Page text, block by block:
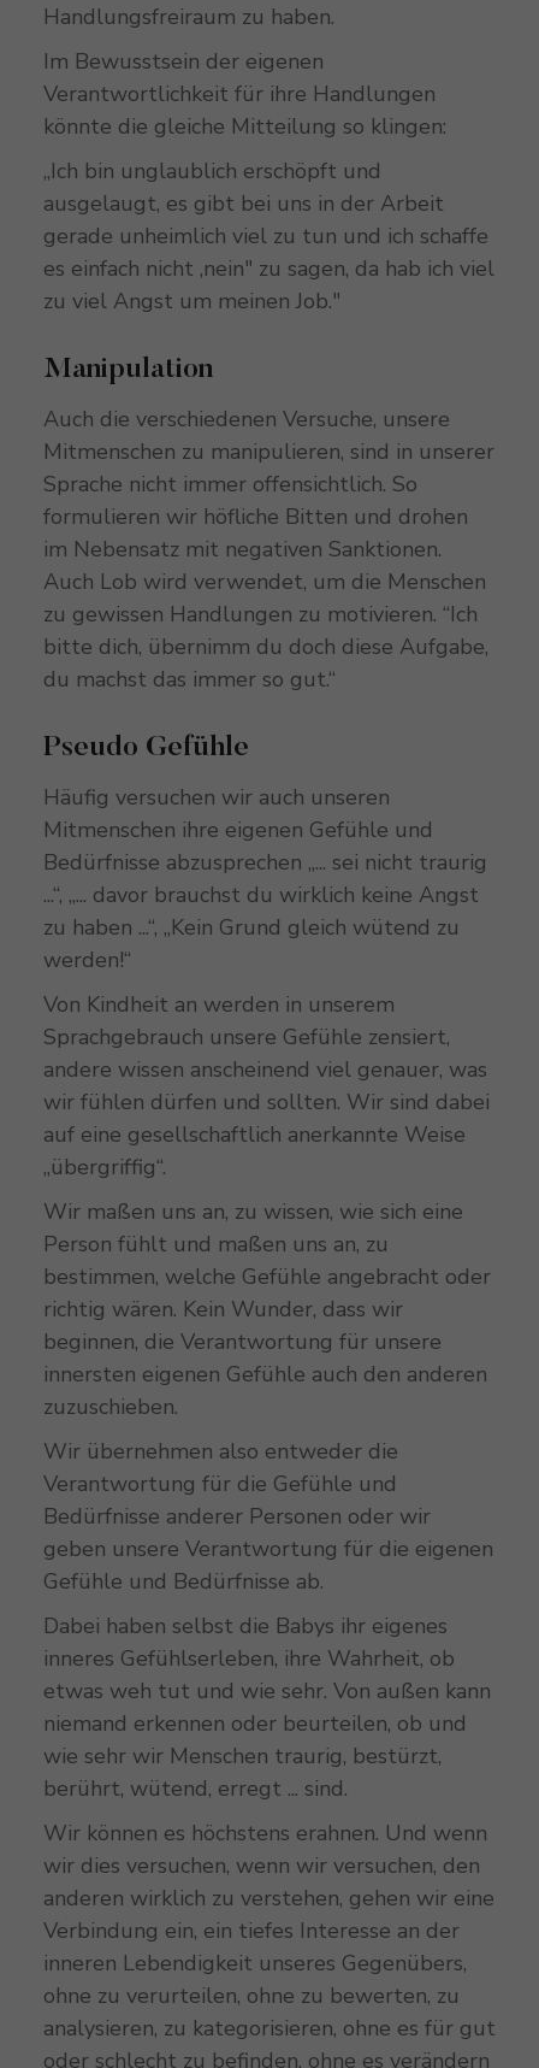
Handlungsfreiraum zu haben.
Im Bewusstsein der eigenen
Verantwortlichkeit für ihre Handlungen
könnte die gleiche Mitteilung so klingen:
„Ich bin unglaublich erschöpft und
ausgelaugt, es gibt bei uns in der Arbeit
gerade unheimlich viel zu tun und ich schaffe
es einfach nicht ‚nein" zu sagen, da hab ich viel
zu viel Angst um meinen Job."
Manipulation
Auch die verschiedenen Versuche, unsere
Mitmenschen zu manipulieren, sind in unserer
Sprache nicht immer offensichtlich. So
formulieren wir höfliche Bitten und drohen
im Nebensatz mit negativen Sanktionen.
Auch Lob wird verwendet, um die Menschen
zu gewissen Handlungen zu motivieren. “Ich
bitte dich, übernimm du doch diese Aufgabe,
du machst das immer so gut.“
Pseudo Gefühle
Häufig versuchen wir auch unseren
Mitmenschen ihre eigenen Gefühle und
Bedürfnisse abzusprechen „... sei nicht traurig
...“, „... davor brauchst du wirklich keine Angst
zu haben ...“, „Kein Grund gleich wütend zu
werden!“
Von Kindheit an werden in unserem
Sprachgebrauch unsere Gefühle zensiert,
andere wissen anscheinend viel genauer, was
wir fühlen dürfen und sollten. Wir sind dabei
auf eine gesellschaftlich anerkannte Weise
„übergriffig“.
Wir maßen uns an, zu wissen, wie sich eine
Person fühlt und maßen uns an, zu
bestimmen, welche Gefühle angebracht oder
richtig wären. Kein Wunder, dass wir
beginnen, die Verantwortung für unsere
innersten eigenen Gefühle auch den anderen
zuzuschieben.
Wir übernehmen also entweder die
Verantwortung für die Gefühle und
Bedürfnisse anderer Personen oder wir
geben unsere Verantwortung für die eigenen
Gefühle und Bedürfnisse ab.
Dabei haben selbst die Babys ihr eigenes
inneres Gefühlserleben, ihre Wahrheit, ob
etwas weh tut und wie sehr. Von außen kann
niemand erkennen oder beurteilen, ob und
wie sehr wir Menschen traurig, bestürzt,
berührt, wütend, erregt ... sind.
Wir können es höchstens erahnen. Und wenn
wir dies versuchen, wenn wir versuchen, den
anderen wirklich zu verstehen, gehen wir eine
Verbindung ein, ein tiefes Interesse an der
inneren Lebendigkeit unseres Gegenübers,
ohne zu verurteilen, ohne zu bewerten, zu
analysieren, zu kategorisieren, ohne es für gut
oder schlecht zu befinden, ohne es verändern